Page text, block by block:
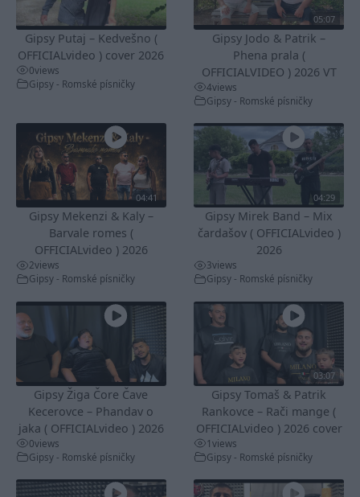
Gipsy Putaj – Kedvešno (
OFFICIALvideo ) cover 2026
0views
Gipsy - Romské písničky
05:07
Gipsy Jodo & Patrik –
Phena prala (
OFFICIALVIDEO ) 2026 VT
4views
Gipsy - Romské písničky
04:41
Gipsy Mekenzi & Kaly –
Barvale romes (
OFFICIALvideo ) 2026
2views
Gipsy - Romské písničky
04:29
Gipsy Mirek Band – Mix
čardašov ( OFFICIALvideo )
2026
3views
Gipsy - Romské písničky
Gipsy Žiga Čore Čave
Kecerovce – Phandav o
jaka ( OFFICIALvideo ) 2026
0views
Gipsy - Romské písničky
03:07
Gipsy Tomaš & Patrik
Rankovce – Rači mange (
OFFICIALvideo ) 2026 cover
1views
Gipsy - Romské písničky